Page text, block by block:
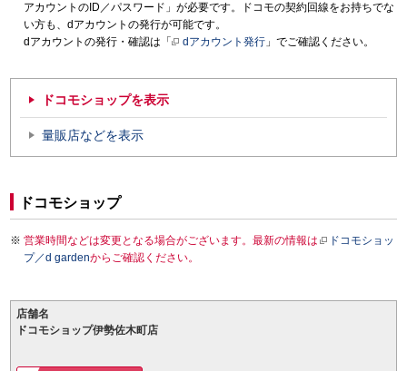
アカウントのID／パスワード」が必要です。ドコモの契約回線をお持ちでな
い方も、dアカウントの発行が可能です。
dアカウントの発行・確認は「
dアカウント発行 」でご確認ください。
ドコモショップを表示
量販店などを表示
ドコモショップ
営業時間などは変更となる場合がございます。最新の情報は
ドコモショッ
プ／d gardenからご確認ください。
店舗名
ドコモショップ伊勢佐木町店